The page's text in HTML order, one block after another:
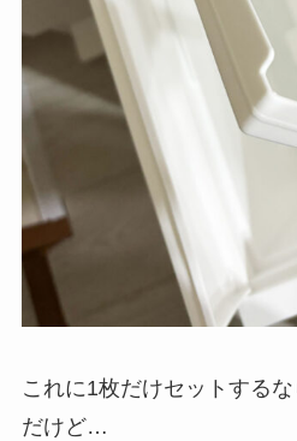
これに1枚だけセットする
だけど…